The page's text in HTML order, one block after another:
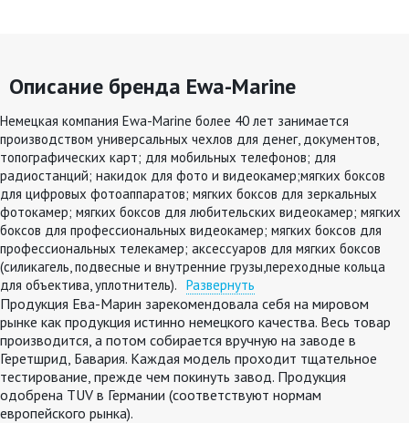
Описание бренда Ewa-Marine
Немецкая компания Ewa-Marine более 40 лет занимается
производством универсальных чехлов для денег, документов,
топографических карт; для мобильных телефонов; для
радиостанций; накидок для фото и видеокамер;мягких боксов
для цифровых фотоаппаратов; мягких боксов для зеркальных
фотокамер; мягких боксов для любительских видеокамер; мягких
боксов для профессиональных видеокамер; мягких боксов для
профессиональных телекамер; аксессуаров для мягких боксов
(силикагель, подвесные и внутренние грузы,переходные кольца
для объектива, уплотнитель). Развернуть
Продукция Ева-Марин зарекомендовала себя на мировом
рынке как продукция истинно немецкого качества. Весь товар
производится, а потом собирается вручную на заводе в
Геретшрид, Бавария. Каждая модель проходит тщательное
тестирование, прежде чем покинуть завод. Продукция
одобрена TUV в Германии (соответствуют нормам
европейского рынка).